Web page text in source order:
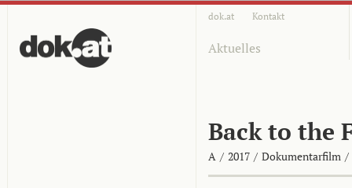
dok.at Kontakt
Aktuelles
Back to the
A / 2017 / Dokumentarfilm /